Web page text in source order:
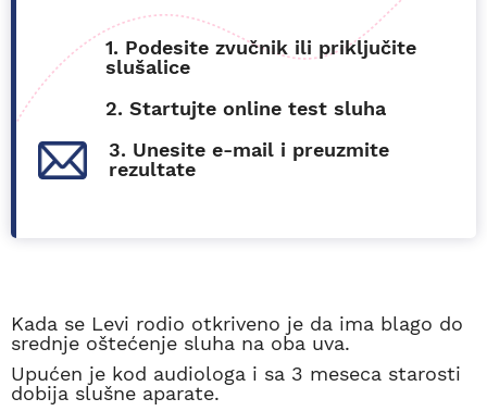
1. Podesite zvučnik ili priključite
slušalice
2. Startujte online test sluha
3. Unesite e-mail i preuzmite
rezultate
Kada se Levi rodio otkriveno je da ima blago do
srednje oštećenje sluha na oba uva.
Upućen je kod audiologa i sa 3 meseca starosti
dobija slušne aparate.